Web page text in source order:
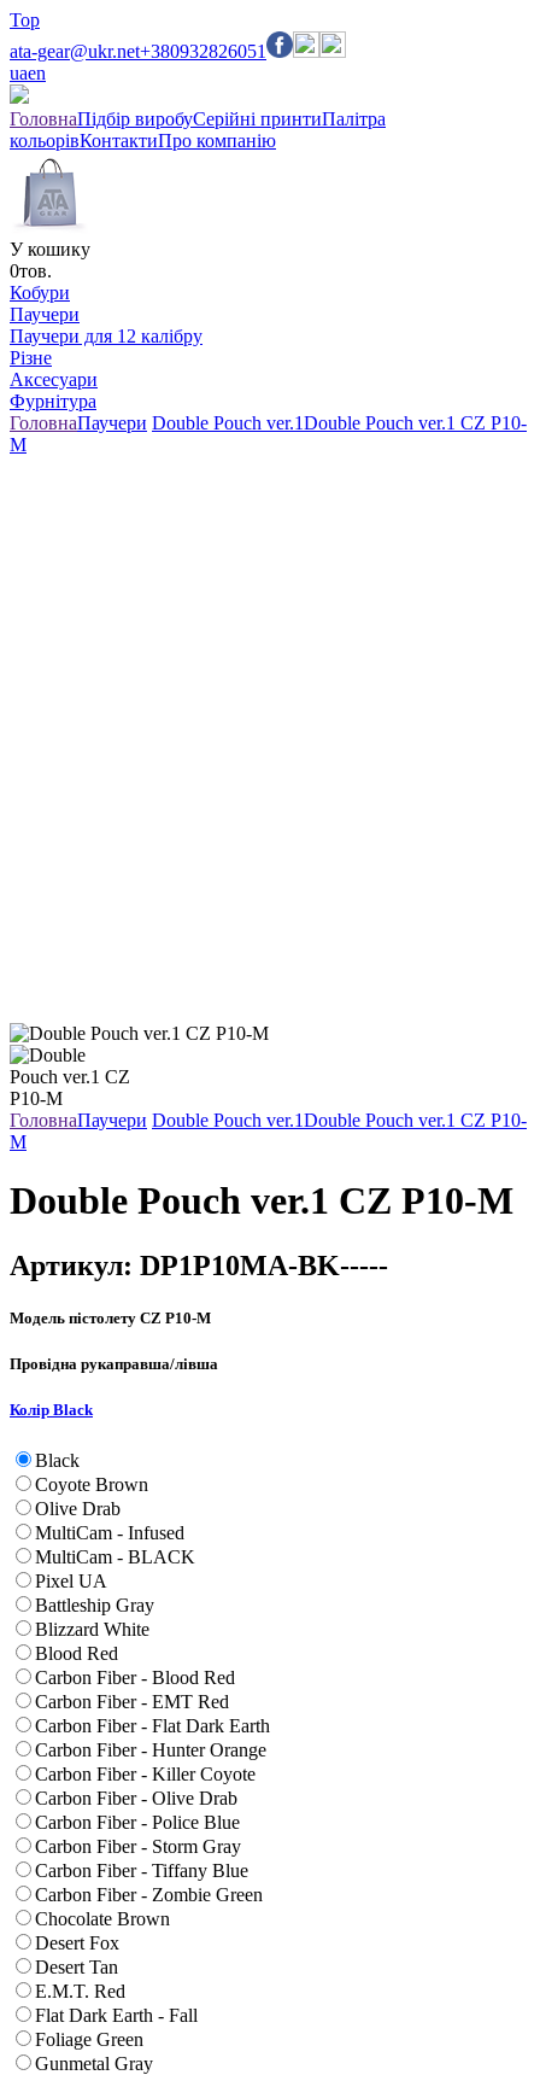
Top
ata-gear@ukr.net+380932826051
uaen
ГоловнаПідбір виробуСерійні принтиПалітра
кольорівКонтактиПро компанію
У кошику
0тов.
Кобури
Паучери
Паучери для 12 калібру
Різне
Аксесуари
Фурнітура
ГоловнаПаучери Double Pouch ver.1Double Pouch ver.1 CZ P10-
M
ГоловнаПаучери Double Pouch ver.1Double Pouch ver.1 CZ P10-
M
Double Pouch ver.1 CZ P10-M
Артикул: DP1P10MA-BK-----
Модель пістолету CZ P10-M
Провідна рукаправша/лівша
Колір Black
Black
Coyote Brown
Olive Drab
MultiCam - Infused
MultiCam - BLACK
Pixel UA
Battleship Gray
Blizzard White
Blood Red
Carbon Fiber - Blood Red
Carbon Fiber - EMT Red
Carbon Fiber - Flat Dark Earth
Carbon Fiber - Hunter Orange
Carbon Fiber - Killer Coyote
Carbon Fiber - Olive Drab
Carbon Fiber - Police Blue
Carbon Fiber - Storm Gray
Carbon Fiber - Tiffany Blue
Carbon Fiber - Zombie Green
Chocolate Brown
Desert Fox
Desert Tan
E.M.T. Red
Flat Dark Earth - Fall
Foliage Green
Gunmetal Gray